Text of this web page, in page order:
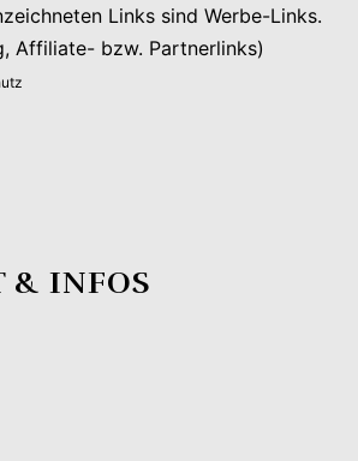
Links sind Werbe-Links.
Affiliate- bzw. Partnerlinks)
& INFOS